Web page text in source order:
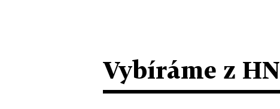
Vybíráme z HN